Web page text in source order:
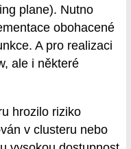
plane). Nutno
obohacené
A pro realizaci
ale i některé
hrozilo riziko
v clusteru nebo